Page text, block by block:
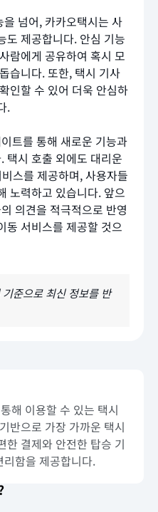
넘어, 카카오택시는 사
도 제공합니다. 안심 기능
람에게 공유하여 혹시 모
습니다. 또한, 택시 기사
인할 수 있어 더욱 안심하
.
트를 통해 새로운 기능과
택시 호출 외에도 대리운
스를 제공하며, 사용자들
노력하고 있습니다. 앞으
의견을 적극적으로 반영
동 서비스를 제공할 것으
준으로 최신 정보를 반
해 이용할 수 있는 택시
반으로 가장 가까운 택시
한 결제와 안전한 탑승 기
함을 제공합니다.